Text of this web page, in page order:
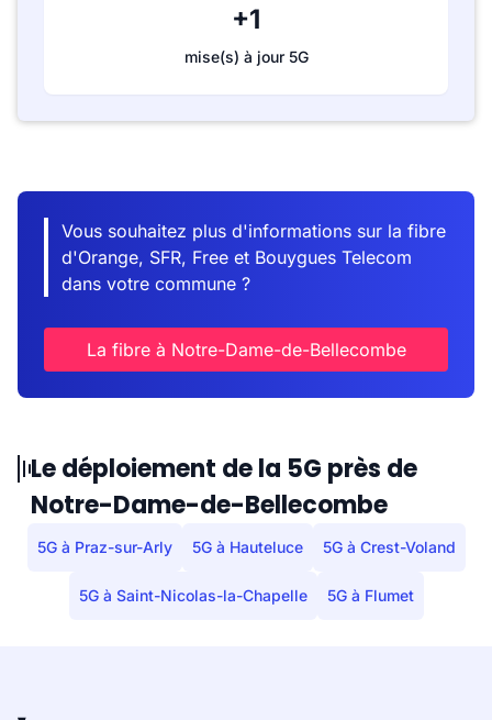
+1
mise(s) à jour 5G
Vous souhaitez plus d'informations sur la fibre
d'Orange, SFR, Free et Bouygues Telecom
dans votre commune ?
La fibre à Notre-Dame-de-Bellecombe
Le déploiement de la 5G près de
Notre-Dame-de-Bellecombe
5G à Praz-sur-Arly 5G à Hauteluce 5G à Crest-Voland
5G à Saint-Nicolas-la-Chapelle 5G à Flumet